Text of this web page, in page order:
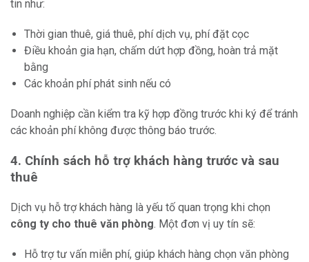
tin như:
Thời gian thuê, giá thuê, phí dịch vụ, phí đặt cọc
Điều khoản gia hạn, chấm dứt hợp đồng, hoàn trả mặt
bằng
Các khoản phí phát sinh nếu có
Doanh nghiệp cần kiểm tra kỹ hợp đồng trước khi ký để tránh
các khoản phí không được thông báo trước.
4. Chính sách hỗ trợ khách hàng trước và sau
thuê
Dịch vụ hỗ trợ khách hàng là yếu tố quan trọng khi chọn
công ty cho thuê văn phòng. Một đơn vị uy tín sẽ:
Hỗ trợ tư vấn miễn phí, giúp khách hàng chọn văn phòng